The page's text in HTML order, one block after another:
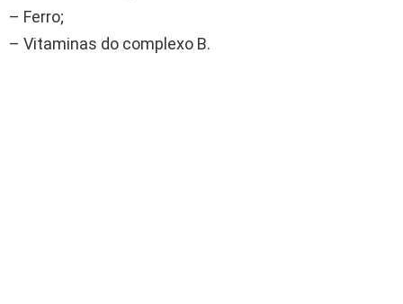
– Ferro;
– Vitaminas do complexo B.